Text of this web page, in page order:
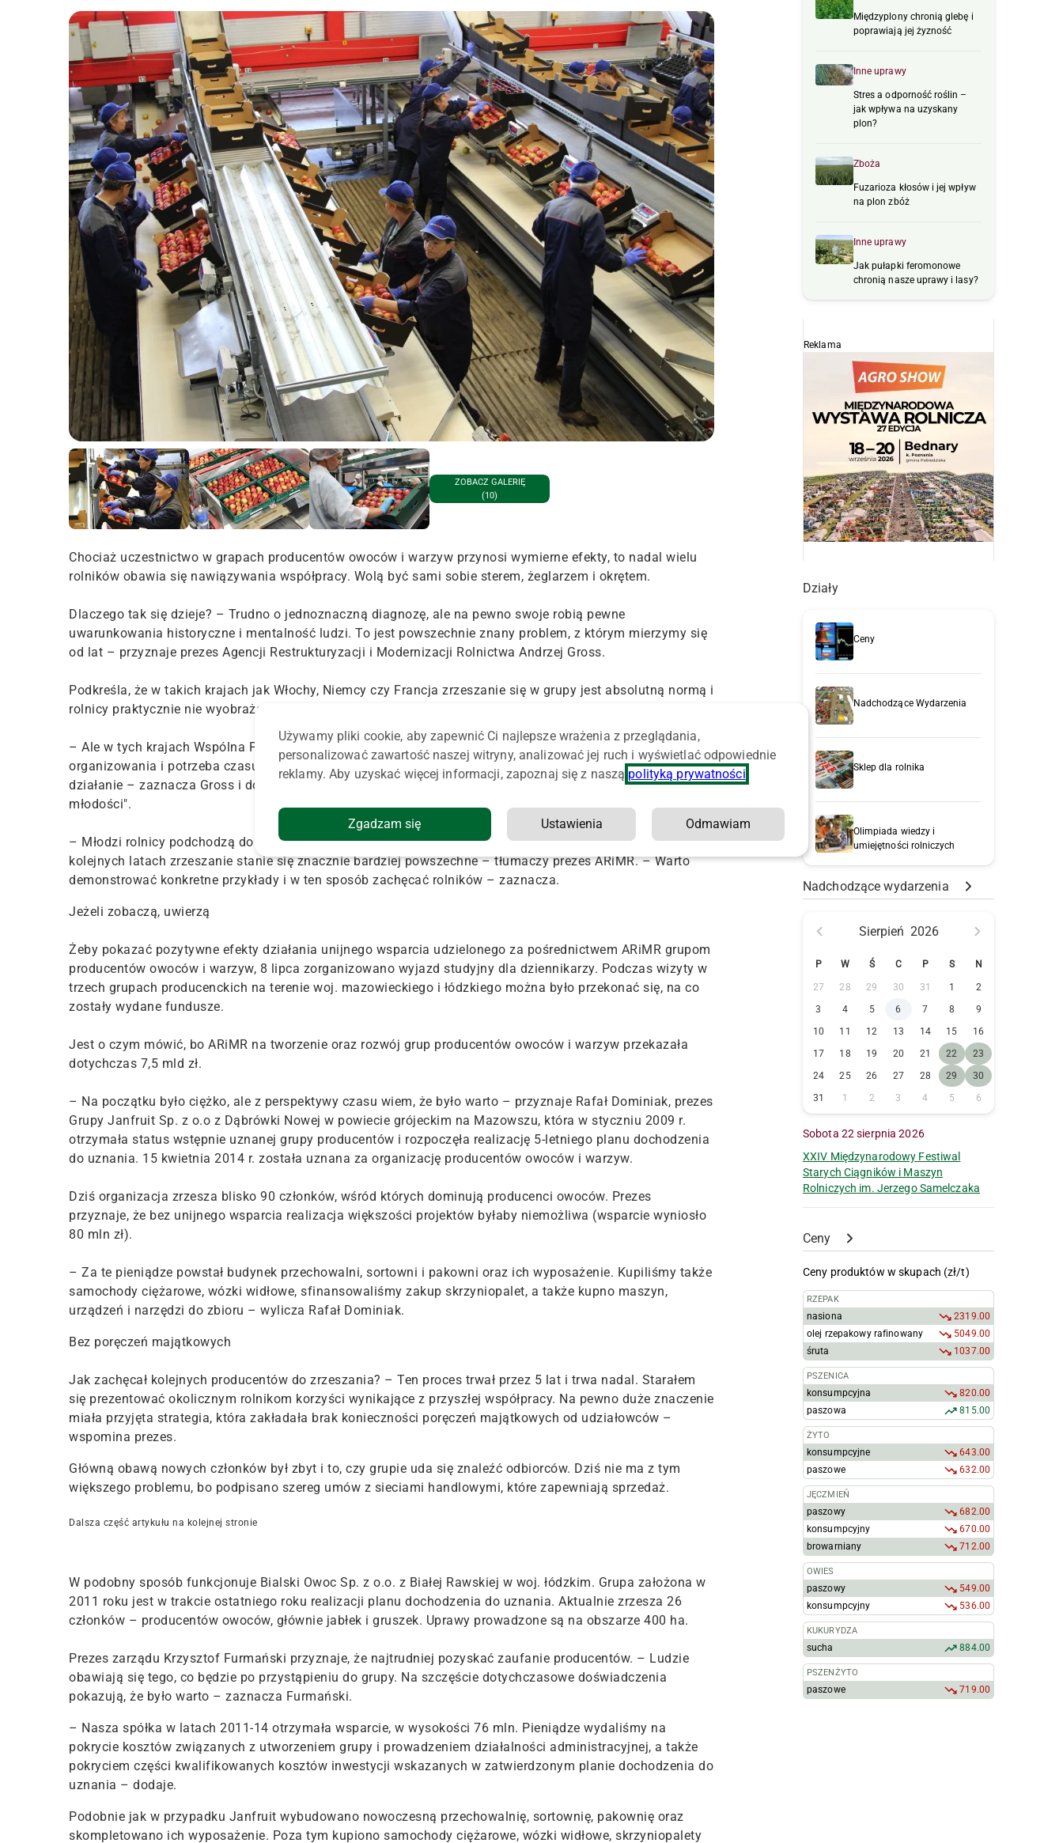
ZOBACZ GALERIĘ
(10)
Chociaż uczestnictwo w grapach producentów owoców i warzyw przynosi wymierne efekty, to nadal wielu
rolników obawia się nawiązywania współpracy. Wolą być sami sobie sterem, żeglarzem i okrętem.
Dlaczego tak się dzieje? – Trudno o jednoznaczną diagnozę, ale na pewno swoje robią pewne
uwarunkowania historyczne i mentalność ludzi. To jest powszechnie znany problem, z którym mierzymy się
od lat – przyznaje prezes Agencji Restrukturyzacji i Modernizacji Rolnictwa Andrzej Gross.
Podkreśla, że w takich krajach jak Włochy, Niemcy czy Francja zrzeszanie się w grupy jest absolutną normą i
rolnicy praktycznie nie wyobrażają sobie innego funkcjonowania.
– Ale w tych krajach Wspólna Polityka Rolna kształtuje się od 50 lat. Polscy producenci dopiero uczą się
organizowania i potrzeba czasu, aby do wszystkich dotarło, jak wiele dobrych efektów przynosi wspólne
działanie – zaznacza Gross i dodaje, że duży wpływ na rozwój nowoczesnych grup będzie miał "pierwiastek
młodości".
– Młodzi rolnicy podchodzą do tematu zupełnie inaczej niż ich rodzice i dlatego jestem pewien, że w
kolejnych latach zrzeszanie stanie się znacznie bardziej powszechne – tłumaczy prezes ARiMR. – Warto
demonstrować konkretne przykłady i w ten sposób zachęcać rolników – zaznacza.
Jeżeli zobaczą, uwierzą
Żeby pokazać pozytywne efekty działania unijnego wsparcia udzielonego za pośrednictwem ARiMR grupom
producentów owoców i warzyw, 8 lipca zorganizowano wyjazd studyjny dla dziennikarzy. Podczas wizyty w
trzech grupach producenckich na terenie woj. mazowieckiego i łódzkiego można było przekonać się, na co
zostały wydane fundusze.
Jest o czym mówić, bo ARiMR na tworzenie oraz rozwój grup producentów owoców i warzyw przekazała
dotychczas 7,5 mld zł.
– Na początku było ciężko, ale z perspektywy czasu wiem, że było warto – przyznaje Rafał Dominiak, prezes
Grupy Janfruit Sp. z o.o z Dąbrówki Nowej w powiecie grójeckim na Mazowszu, która w styczniu 2009 r.
otrzymała status wstępnie uznanej grupy producentów i rozpoczęła realizację 5-letniego planu dochodzenia
do uznania. 15 kwietnia 2014 r. została uznana za organizację producentów owoców i warzyw.
Dziś organizacja zrzesza blisko 90 członków, wśród których dominują producenci owoców. Prezes
przyznaje, że bez unijnego wsparcia realizacja większości projektów byłaby niemożliwa (wsparcie wyniosło
80 mln zł).
– Za te pieniądze powstał budynek przechowalni, sortowni i pakowni oraz ich wyposażenie. Kupiliśmy także
samochody ciężarowe, wózki widłowe, sfinansowaliśmy zakup skrzyniopalet, a także kupno maszyn,
urządzeń i narzędzi do zbioru – wylicza Rafał Dominiak.
Bez poręczeń majątkowych
Jak zachęcał kolejnych producentów do zrzeszania? – Ten proces trwał przez 5 lat i trwa nadal. Starałem
się prezentować okolicznym rolnikom korzyści wynikające z przyszłej współpracy. Na pewno duże znaczenie
miała przyjęta strategia, która zakładała brak konieczności poręczeń majątkowych od udziałowców –
wspomina prezes.
Główną obawą nowych członków był zbyt i to, czy grupie uda się znaleźć odbiorców. Dziś nie ma z tym
większego problemu, bo podpisano szereg umów z sieciami handlowymi, które zapewniają sprzedaż.
Dalsza część artykułu na kolejnej stronie
W podobny sposób funkcjonuje Bialski Owoc Sp. z o.o. z Białej Rawskiej w woj. łódzkim. Grupa założona w
2011 roku jest w trakcie ostatniego roku realizacji planu dochodzenia do uznania. Aktualnie zrzesza 26
członków – producentów owoców, głównie jabłek i gruszek. Uprawy prowadzone są na obszarze 400 ha.
Prezes zarządu Krzysztof Furmański przyznaje, że najtrudniej pozyskać zaufanie producentów. – Ludzie
obawiają się tego, co będzie po przystąpieniu do grupy. Na szczęście dotychczasowe doświadczenia
pokazują, że było warto – zaznacza Furmański.
– Nasza spółka w latach 2011-14 otrzymała wsparcie, w wysokości 76 mln. Pieniądze wydaliśmy na
pokrycie kosztów związanych z utworzeniem grupy i prowadzeniem działalności administracyjnej, a także
pokryciem części kwalifikowanych kosztów inwestycji wskazanych w zatwierdzonym planie dochodzenia do
uznania – dodaje.
Podobnie jak w przypadku Janfruit wybudowano nowoczesną przechowalnię, sortownię, pakownię oraz
skompletowano ich wyposażenie. Poza tym kupiono samochody ciężarowe, wózki widłowe, skrzyniopalety
Międzyplony chronią glebę i
poprawiają jej żyzność
Inne uprawy
Stres a odporność roślin –
jak wpływa na uzyskany
plon?
Zboża
Fuzarioza kłosów i jej wpływ
na plon zbóż
Inne uprawy
Jak pułapki feromonowe
chronią nasze uprawy i lasy?
Reklama
Działy
Ceny
Nadchodzące Wydarzenia
Sklep dla rolnika
Olimpiada wiedzy i
umiejętności rolniczych
Nadchodzące wydarzenia
Sierpień 2026
P W Ś C P S N
27 28 29 30 31 1
2
3
4 5 6 7 8
9
10
11 12 13 14 15
16
17
18 19 20 21 22
23
24
25 26 27 28 29
30
31
1 2 3 4 5 6
Sobota 22 sierpnia 2026
XXIV Międzynarodowy Festiwal
Starych Ciągników i Maszyn
Rolniczych im. Jerzego Samelczaka
Ceny
Ceny produktów w skupach (zł/t)
RZEPAK
nasiona
2319.00
olej rzepakowy rafinowany
5049.00
śruta
1037.00
PSZENICA
konsumpcyjna
820.00
paszowa
815.00
ŻYTO
konsumpcyjne
643.00
paszowe
632.00
JĘCZMIEŃ
paszowy
682.00
konsumpcyjny
670.00
browarniany
712.00
OWIES
paszowy
549.00
konsumpcyjny
536.00
KUKURYDZA
sucha 884.00
PSZENŻYTO
paszowe 719.00
Używamy pliki cookie, aby zapewnić Ci najlepsze wrażenia z przeglądania,
personalizować zawartość naszej witryny, analizować jej ruch i wyświetlać odpowiednie
reklamy. Aby uzyskać więcej informacji, zapoznaj się z naszą polityką prywatności
Zgadzam się Ustawienia Odmawiam